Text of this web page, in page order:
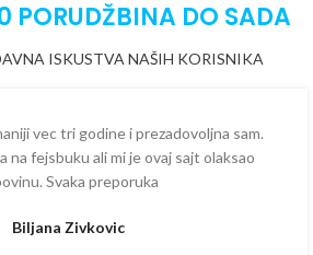
PORUDŽBINA DO SADA
ISKUSTVA NAŠIH KORISNIKA
vec tri godine i prezadovoljna sam.
na fejsbuku ali mi je ovaj sajt olaksao
Svaka preporuka
Biljana Zivkovic